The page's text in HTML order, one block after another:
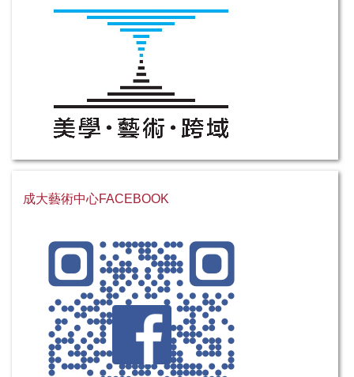
成大藝術中心FACEBOOK